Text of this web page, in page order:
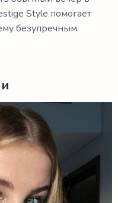
Style помогает
безупречным.